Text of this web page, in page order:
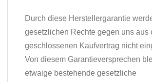
Durch diese Herstellergarantie
gesetzlichen Rechte gegen uns aus
geschlossenen Kaufvertrag nicht
Von diesem Garantieversprechen
etwaige bestehende gesetzliche